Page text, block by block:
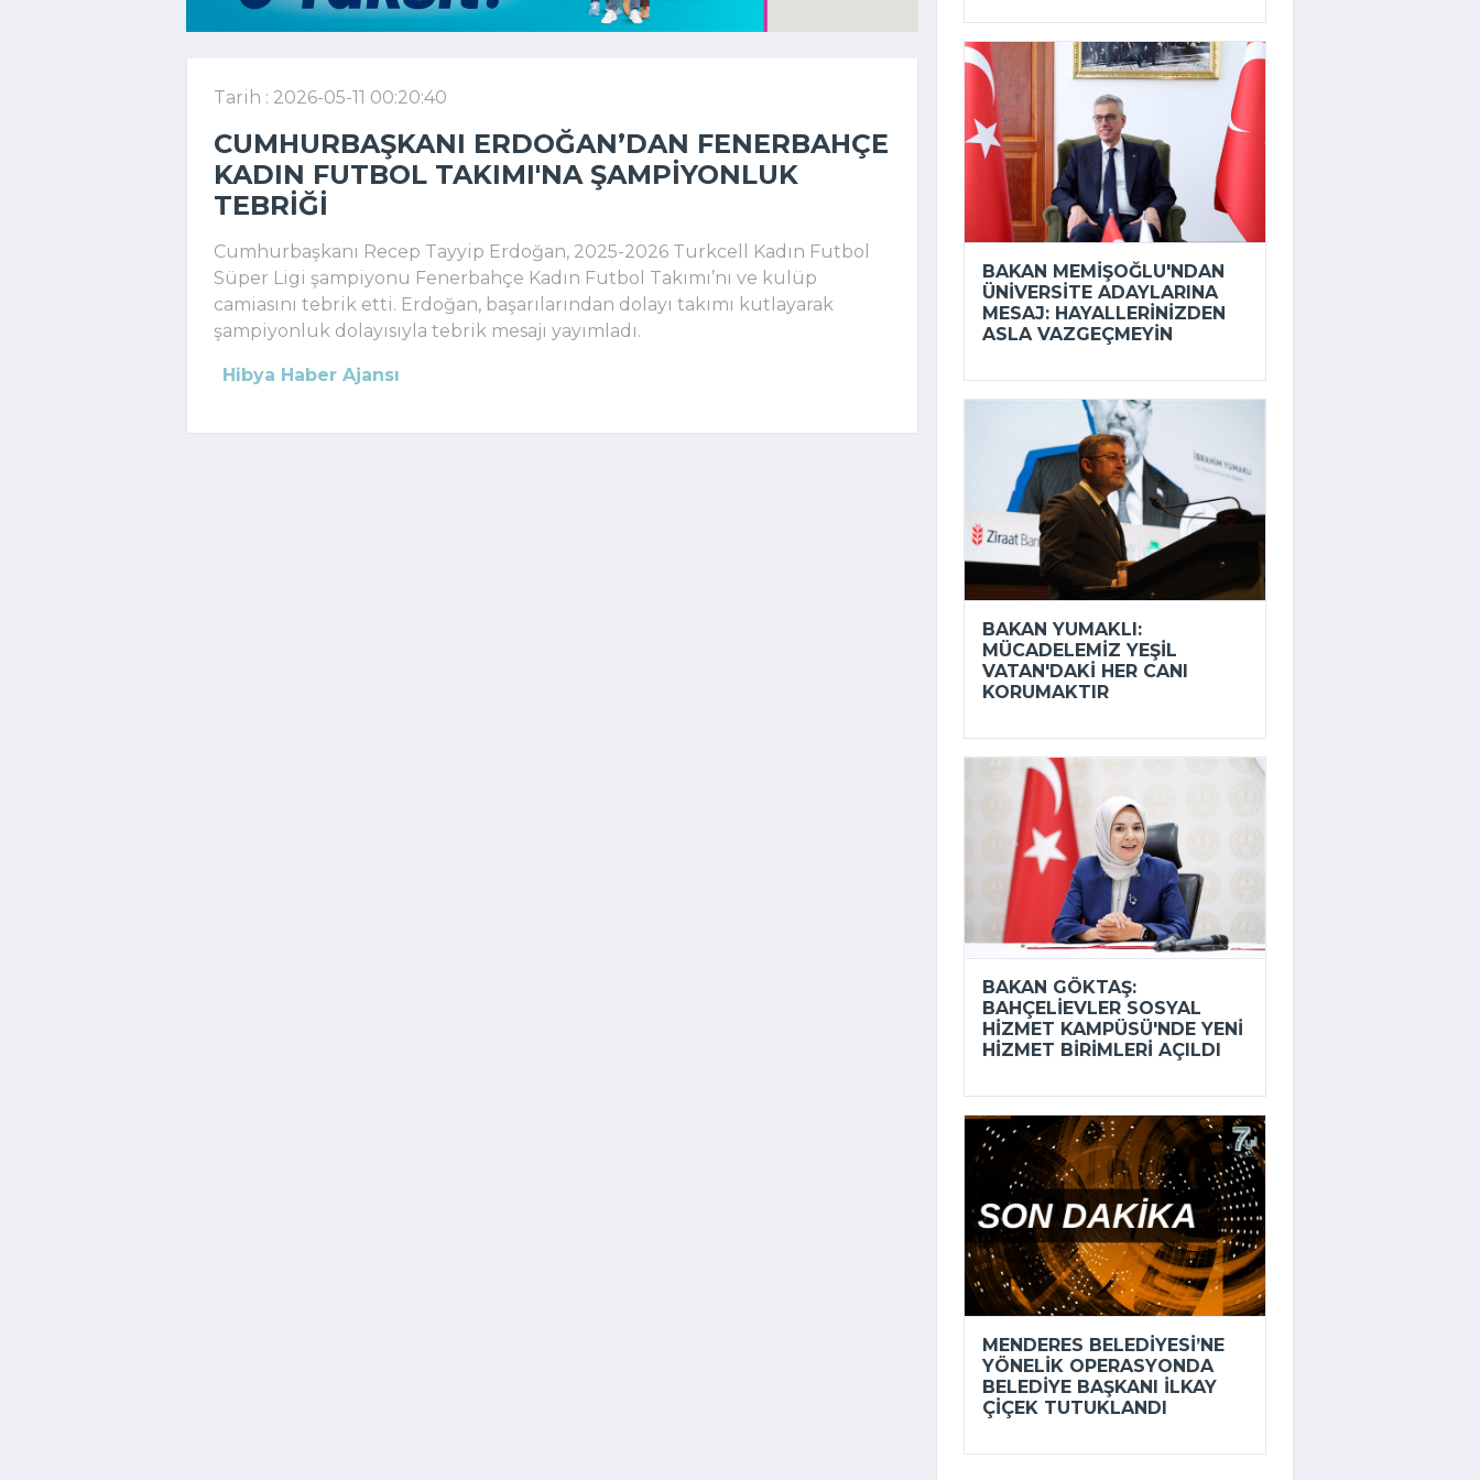
Tarih : 2026-05-11 00:20:40
CUMHURBAŞKANI ERDOĞAN’DAN FENERBAHÇE
KADIN FUTBOL TAKIMI'NA ŞAMPIYONLUK
TEBRIĞI
Cumhurbaşkanı Recep Tayyip Erdoğan, 2025-2026 Turkcell Kadın Futbol
Süper Ligi şampiyonu Fenerbahçe Kadın Futbol Takımı’nı ve kulüp
camiasını tebrik etti. Erdoğan, başarılarından dolayı takımı kutlayarak
şampiyonluk dolayısıyla tebrik mesajı yayımladı.
Hibya Haber Ajansı
BAKAN MEMIŞOĞLU'NDAN
ÜNIVERSITE ADAYLARINA
MESAJ: HAYALLERINIZDEN
ASLA VAZGEÇMEYIN
BAKAN YUMAKLI:
MÜCADELEMIZ YEŞIL
VATAN'DAKI HER CANI
KORUMAKTIR
BAKAN GÖKTAŞ:
BAHÇELIEVLER SOSYAL
HIZMET KAMPÜSÜ'NDE YENI
HIZMET BIRIMLERI AÇILDI
MENDERES BELEDIYESI’NE
YÖNELIK OPERASYONDA
BELEDIYE BAŞKANI İLKAY
ÇIÇEK TUTUKLANDI